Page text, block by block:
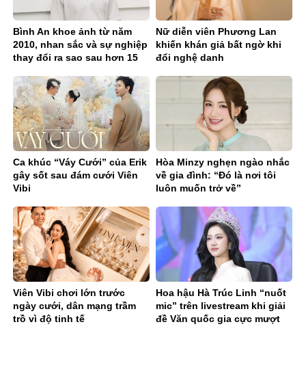
Bình An khoe ảnh từ năm
2010, nhan sắc và sự nghiệp
thay đổi ra sao sau hơn 15
Nữ diễn viên Phương Lan
khiến khán giả bất ngờ khi
đổi nghệ danh
Ca khúc “Váy Cưới” của Erik
gây sốt sau đám cưới Viên
Vibi
Hòa Minzy nghẹn ngào nhắc
về gia đình: “Đó là nơi tôi
luôn muốn trở về”
Viên Vibi chơi lớn trước
ngày cưới, dân mạng trầm
trồ vì độ tinh tế
Hoa hậu Hà Trúc Linh “nuốt
mic” trên livestream khi giải
đề Văn quốc gia cực mượt